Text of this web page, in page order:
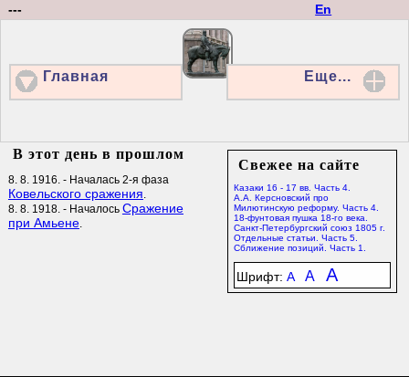
En
---
Главная Еще...
Свежее на сайте
Казаки 16 - 17 вв. Часть 4.
А.А. Керсновский про
Милютинскую реформу. Часть 4.
18-фунтовая пушка 18-го века.
Санкт-Петербургский союз 1805 г.
Отдельные статьи. Часть 5.
Сближение позиций. Часть 1.
Шрифт: A A A
В этот день в прошлом
8. 8. 1916. - Началась 2-я фаза
Ковельского сражения.
8. 8. 1918. - Началось Сражение
при Амьене.